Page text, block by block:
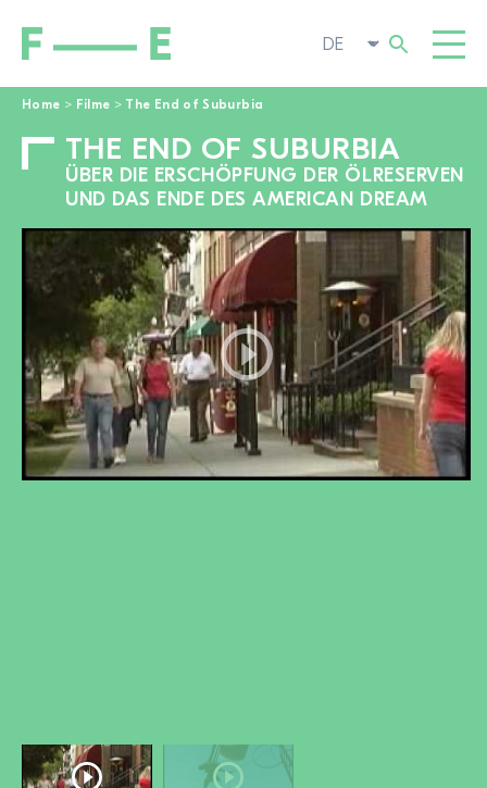
Home > Filme > The End of Suburbia
THE END OF SUBURBIA
ÜBER DIE ERSCHÖPFUNG DER ÖLRESERVEN
UND DAS ENDE DES AMERICAN DREAM
FILME
FESTIVAL
POP-UP KINO
ENGAGIEREN
AKTUELL
ÜBER UNS
Film-Kits
Suchen
nach:
ZUR FILMSUCHE